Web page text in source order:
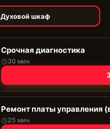
Духовой шкаф
Срочная диагностика
30 мин
Ремонт платы управления
25 мин